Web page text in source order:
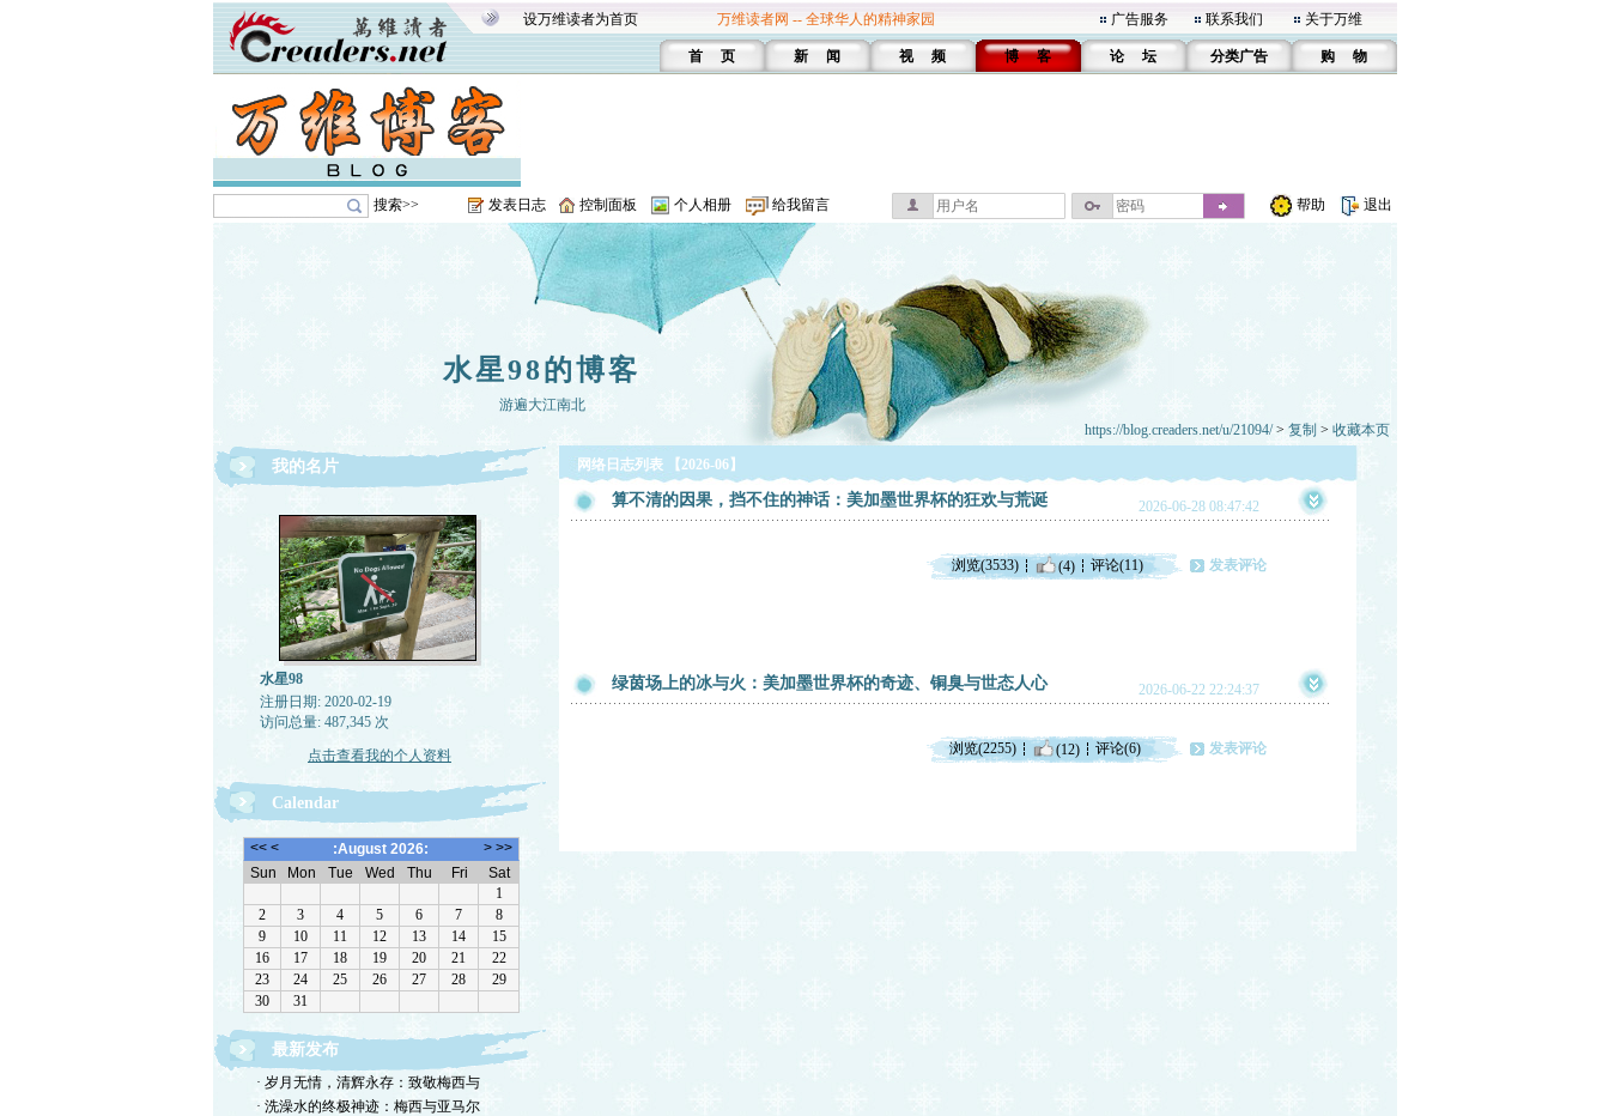
设万维读者为首页 万维读者网 -- 全球华人的精神家园 广告服务 联系我们 关于万维
首 页 新 闻 视 频 博 客 论 坛 分类广告 购 物
搜索>> 发表日志 控制面板 个人相册 给我留言 帮助 退出
水星98的博客
游遍大江南北
https://blog.creaders.net/u/21094/> 复制 > 收藏本页
我的名片
水星98
注册日期: 2020-02-19
访问总量: 487,345 次
点击查看我的个人资料
Calendar
最新发布
· 岁月无情，清辉永存：致敬梅西与
· 洗澡水的终极神迹：梅西与亚马尔
网络日志列表 【2026-06】
算不清的因果，挡不住的神话：美加墨世界杯的狂欢与荒诞 2026-06-28 08:47:42
浏览(3533) (4) 评论(11) 发表评论
绿茵场上的冰与火：美加墨世界杯的奇迹、铜臭与世态人心 2026-06-22 22:24:37
浏览(2255) (12) 评论(6) 发表评论